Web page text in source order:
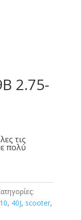
2.75-
τις
πολύ
, 40J, scooter,